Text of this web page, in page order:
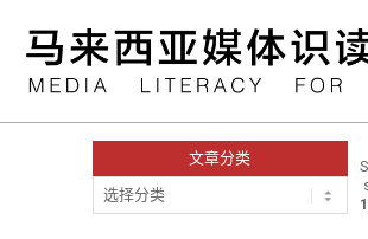
content
文章分类
文
章